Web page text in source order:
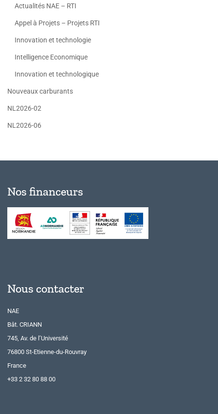
Actualités NAE – RTI
Appel à Projets – Projets RTI
Innovation et technologie
Intelligence Economique
Innovation et technologique
Nouveaux carburants
NL2026-02
NL2026-06
Nos financeurs
Nous contacter
NAE
Bât. CRIANN
745, Av. de l’Université
76800 St-Etienne-du-Rouvray
France
+33 2 32 80 88 00